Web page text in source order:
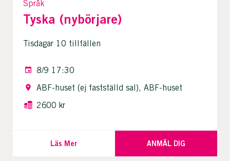
Språk
Tyska (nybörjare)
Tisdagar 10 tillfällen
8/9 17:30
ABF-huset (ej fastställd sal), ABF-huset
2600 kr
Läs Mer ANMÄL DIG